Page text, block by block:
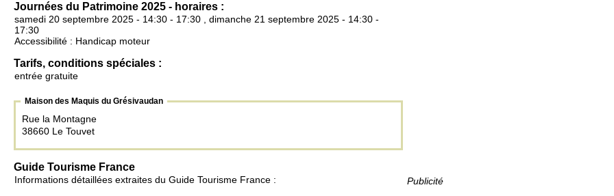
Publicité
Journées du Patrimoine 2025 - horaires :
samedi 20 septembre 2025 - 14:30 - 17:30 , dimanche 21 septembre 2025 - 14:30 -
17:30
Accessibilité : Handicap moteur
Tarifs, conditions spéciales :
entrée gratuite
Maison des Maquis du Grésivaudan
Rue la Montagne
38660 Le Touvet
Guide Tourisme France
Informations détaillées extraites du Guide Tourisme France :